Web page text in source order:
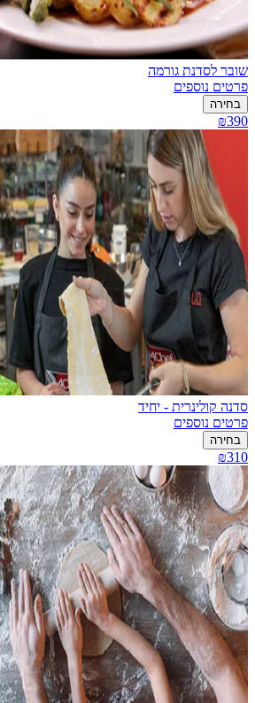
שובר לסדנת גורמה
פרטים נוספים
בחירה
₪390
סדנה קולינרית - יחיד
פרטים נוספים
בחירה
₪310